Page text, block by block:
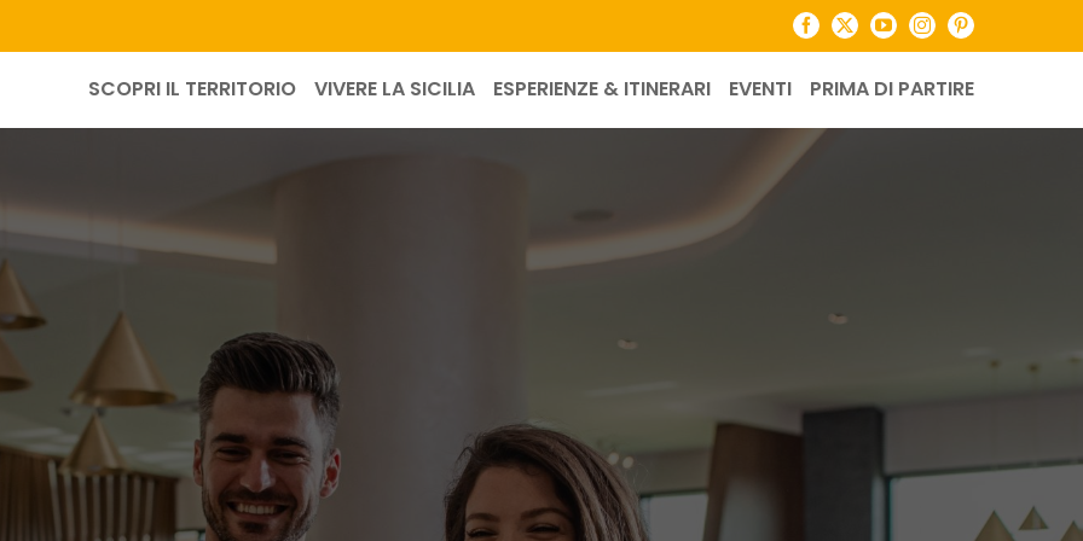
Facebook
X YouTubeInstagramPinterest
SCOPRI IL TERRITORIO VIVERE LA SICILIA ESPERIENZE & ITINERARI EVENTI PRIMA DI PARTIRE